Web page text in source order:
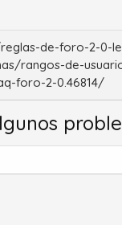
de-foro-2-0-
rangos-de-
foro-2-0.46814/